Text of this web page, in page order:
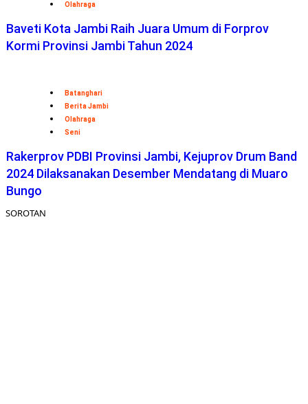
Olahraga
Baveti Kota Jambi Raih Juara Umum di Forprov
Kormi Provinsi Jambi Tahun 2024
Batanghari
Berita Jambi
Olahraga
Seni
Rakerprov PDBI Provinsi Jambi, Kejuprov Drum Band
2024 Dilaksanakan Desember Mendatang di Muaro
Bungo
SOROTAN